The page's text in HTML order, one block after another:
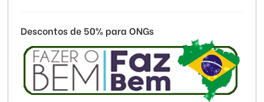
Descontos de 50% para ONGs